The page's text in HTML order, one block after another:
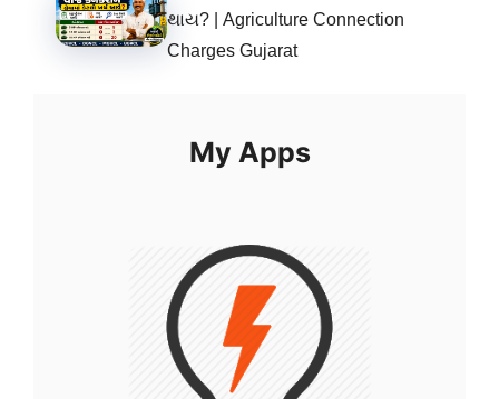
થાય? | Agriculture Connection
Charges Gujarat
My Apps